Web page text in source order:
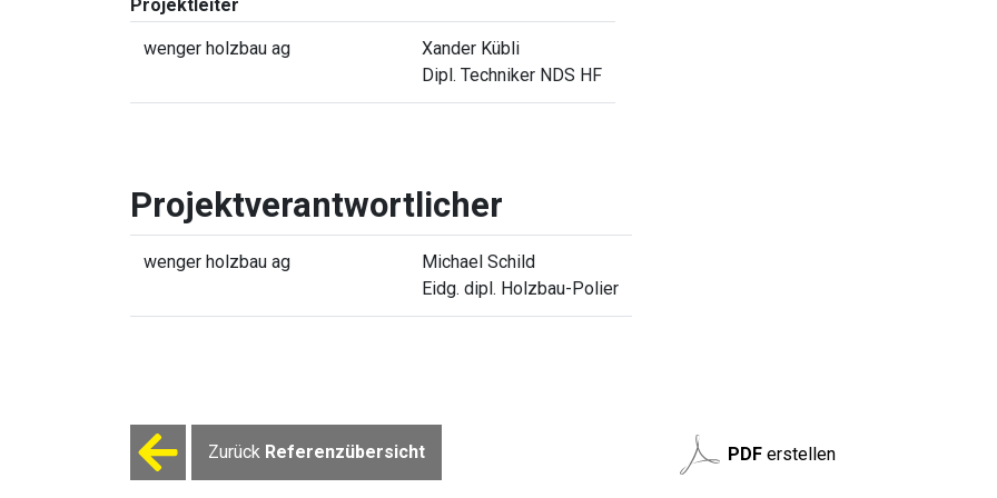
Projektleiter
wenger holzbau ag
Xander Kübli
Dipl. Techniker NDS HF
Projektverantwortlicher
wenger holzbau ag
Michael Schild
Eidg. dipl. Holzbau-Polier
Zurück Referenzübersicht PDFerstellen